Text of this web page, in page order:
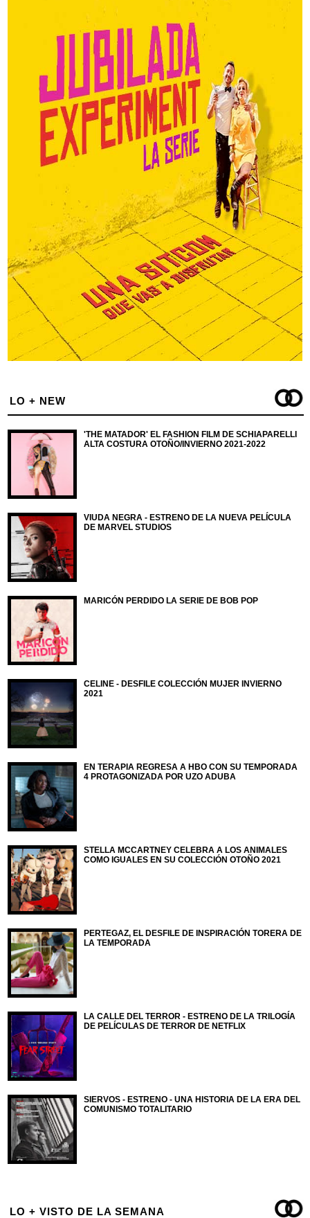
LO + NEW
'THE MATADOR' EL FASHION FILM DE SCHIAPARELLI
ALTA COSTURA OTOÑO/INVIERNO 2021-2022
VIUDA NEGRA - ESTRENO DE LA NUEVA PELÍCULA
DE MARVEL STUDIOS
MARICÓN PERDIDO LA SERIE DE BOB POP
CELINE - DESFILE COLECCIÓN MUJER INVIERNO
2021
EN TERAPIA REGRESA A HBO CON SU TEMPORADA
4 PROTAGONIZADA POR UZO ADUBA
STELLA MCCARTNEY CELEBRA A LOS ANIMALES
COMO IGUALES EN SU COLECCIÓN OTOÑO 2021
PERTEGAZ, EL DESFILE DE INSPIRACIÓN TORERA DE
LA TEMPORADA
LA CALLE DEL TERROR - ESTRENO DE LA TRILOGÍA
DE PELÍCULAS DE TERROR DE NETFLIX
SIERVOS - ESTRENO - UNA HISTORIA DE LA ERA DEL
COMUNISMO TOTALITARIO
LO + VISTO DE LA SEMANA